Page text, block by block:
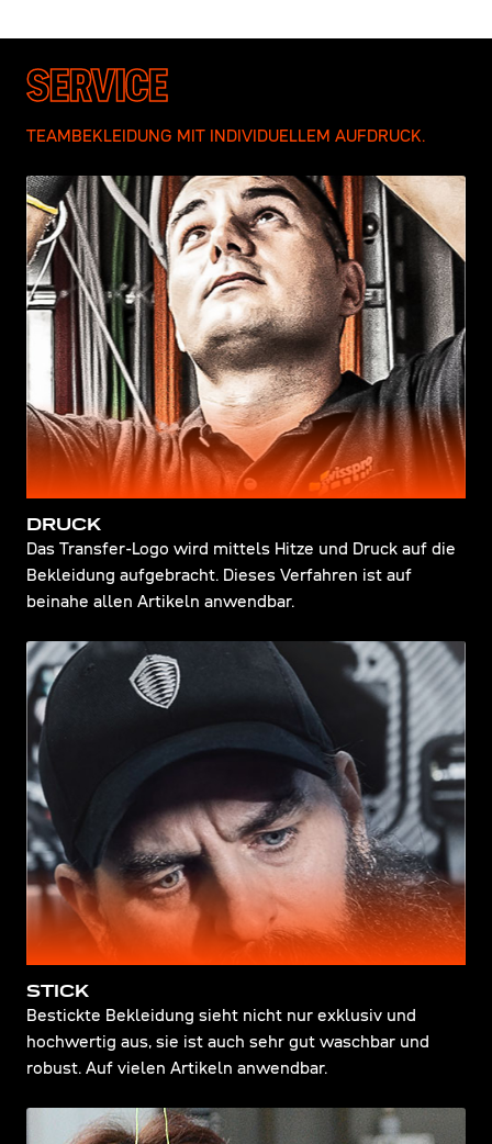
SERVICE
TEAMBEKLEIDUNG MIT INDIVIDUELLEM AUFDRUCK.
DRUCK
Das Transfer-Logo wird mittels Hitze und Druck auf die
Bekleidung aufgebracht. Dieses Verfahren ist auf
beinahe allen Artikeln anwendbar.
STICK
Bestickte Bekleidung sieht nicht nur exklusiv und
hochwertig aus, sie ist auch sehr gut waschbar und
robust. Auf vielen Artikeln anwendbar.